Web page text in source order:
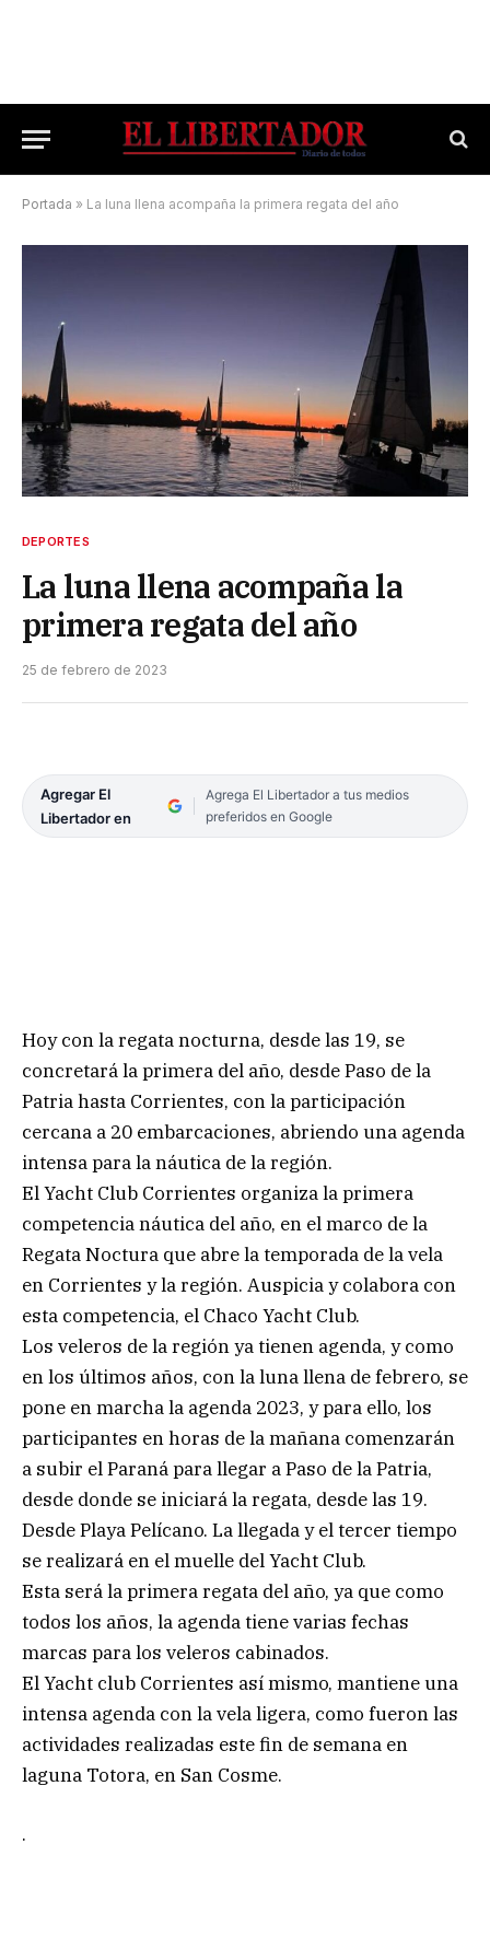
Portada » La luna llena acompaña la primera regata del año
DEPORTES
La luna llena acompaña la
primera regata del año
25 de febrero de 2023
Agregar El
Libertador en
Agrega El Libertador a tus medios
preferidos en Google
Hoy con la regata nocturna, desde las 19, se
concretará la primera del año, desde Paso de la
Patria hasta Corrientes, con la participación
cercana a 20 embarcaciones, abriendo una agenda
intensa para la náutica de la región.
El Yacht Club Corrientes organiza la primera
competencia náutica del año, en el marco de la
Regata Noctura que abre la temporada de la vela
en Corrientes y la región. Auspicia y colabora con
esta competencia, el Chaco Yacht Club.
Los veleros de la región ya tienen agenda, y como
en los últimos años, con la luna llena de febrero, se
pone en marcha la agenda 2023, y para ello, los
participantes en horas de la mañana comenzarán
a subir el Paraná para llegar a Paso de la Patria,
desde donde se iniciará la regata, desde las 19.
Desde Playa Pelícano. La llegada y el tercer tiempo
se realizará en el muelle del Yacht Club.
Esta será la primera regata del año, ya que como
todos los años, la agenda tiene varias fechas
marcas para los veleros cabinados.
El Yacht club Corrientes así mismo, mantiene una
intensa agenda con la vela ligera, como fueron las
actividades realizadas este fin de semana en
laguna Totora, en San Cosme.
.